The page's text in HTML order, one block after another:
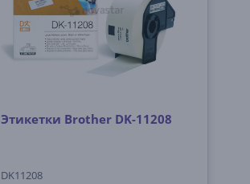
Этикетки Brother DK-11208
DK11208